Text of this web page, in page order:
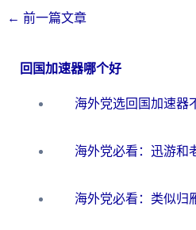
← 前一篇文章
回国加速器哪个好